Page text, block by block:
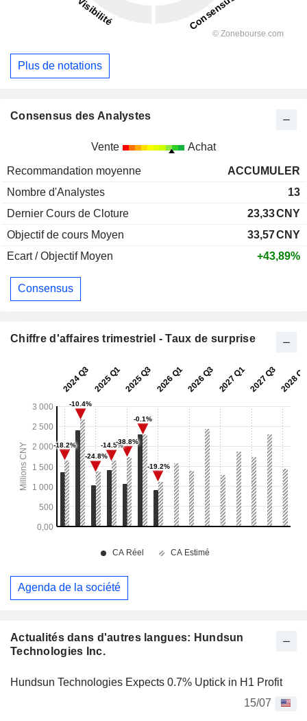
Actualités dans d'autres langues: Hundsun
Technologies Inc.
Hundsun Technologies Expects 0.7% Uptick in H1 Profit
15/07
Plus de notations
Consensus des Analystes
Vente Achat
Recommandation moyenne
ACCUMULER
Nombre d'Analystes
13
Dernier Cours de Cloture
23,33CNY
Objectif de cours Moyen
33,57CNY
Ecart / Objectif Moyen
+43,89%
Consensus
Chiffre d'affaires trimestriel - Taux de surprise
Agenda de la société